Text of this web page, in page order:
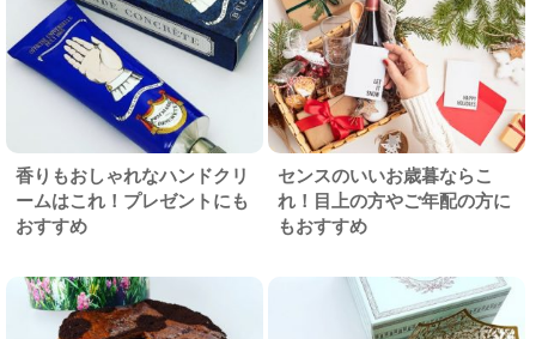
香りもおしゃれなハンドクリ
ームはこれ！プレゼントにも
おすすめ
センスのいいお歳暮ならこ
れ！目上の方やご年配の方に
もおすすめ